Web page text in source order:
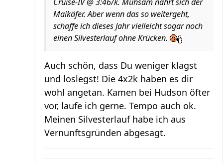
Maikäfer. Aber wenn das so weitergeht,
schaffe ich dieses Jahr vielleicht sogar noch
einen Silvesterlauf ohne Krücken.
Auch schön, dass Du weniger klagst
und loslegst! Die 4x2k haben es dir
wohl angetan. Kamen bei Hudson öfter
vor, laufe ich gerne. Tempo auch ok.
Meinen Silvesterlauf habe ich aus
Vernunftsgründen abgesagt.